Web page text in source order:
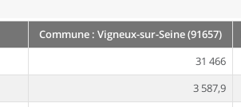
Commune : Vigneux-sur-Seine (91657)
31 466
3 587,9